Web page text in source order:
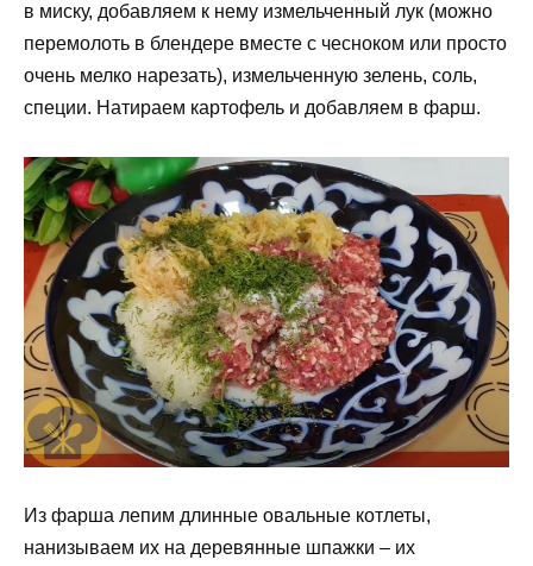
в миску, добавляем к нему измельченный лук (можно
перемолоть в блендере вместе с чесноком или просто
очень мелко нарезать), измельченную зелень, соль,
специи. Натираем картофель и добавляем в фарш.
Из фарша лепим длинные овальные котлеты,
нанизываем их на деревянные шпажки – их